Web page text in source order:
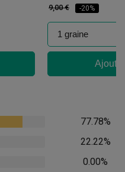
9,00 € -20%
77.78%
22.22%
0.00%